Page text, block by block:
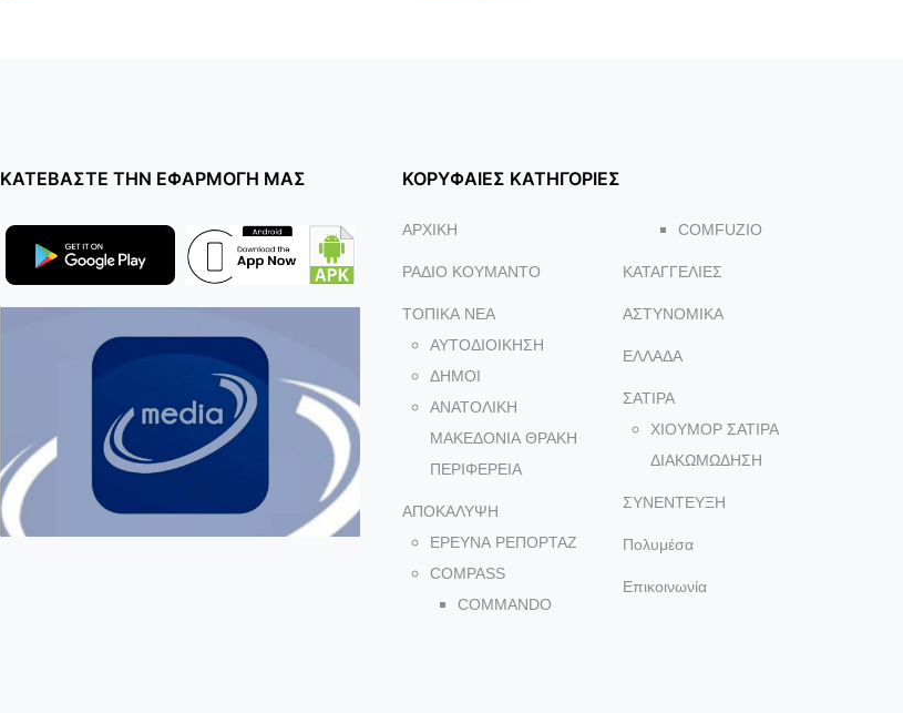
ΚΑΤΕΒΑΣΤΕ ΤΗΝ ΕΦΑΡΜΟΓΗ ΜΑΣ ΚΟΡΥΦΑΙΕΣ ΚΑΤΗΓΟΡΙΕΣ
ΑΡΧΙΚΗ
ΡΑΔΙΟ ΚΟΥΜΑΝΤΟ
ΤΟΠΙΚΑ NEA
ΑΥΤΟΔΙΟΙΚΗΣΗ
ΔΗΜΟΙ
ΑΝΑΤΟΛΙΚΗ
ΜΑΚΕΔΟΝΙΑ ΘΡΑΚΗ
ΠΕΡΙΦΕΡΕΙΑ
ΑΠΟΚΑΛΥΨΗ
ΕΡΕΥΝΑ ΡΕΠΟΡΤΑΖ
COMPASS
COMMANDO
COMFUZIO
ΚΑΤΑΓΓΕΛΙΕΣ
ΑΣΤΥΝΟΜΙΚΑ
ΕΛΛΑΔΑ
ΣΑΤΙΡΑ
ΧΙΟΥΜΟΡ ΣΑΤΙΡΑ
ΔΙΑΚΩΜΩΔΗΣΗ
ΣΥΝΕΝΤΕΥΞΗ
Πολυμέσα
Επικοινωνία